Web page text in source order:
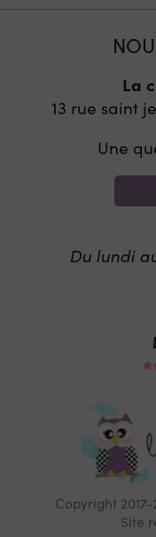
La
13 rue saint
Une
Du lundi
Copyright
Site